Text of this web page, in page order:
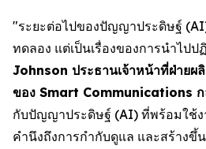
"ระยะต่อไปของปัญญาประดิษฐ์
ทดลอง แต่เป็นเรื่องของการนำไปป
Johnson ประธานเจ้าหน้าที่ฝ่าย
ของ Smart Communications ก
กับปัญญาประดิษฐ์ (AI) ที่พร้อมใช้ง
คำนึงถึงการกำกับดูแล และสร้างขึ้